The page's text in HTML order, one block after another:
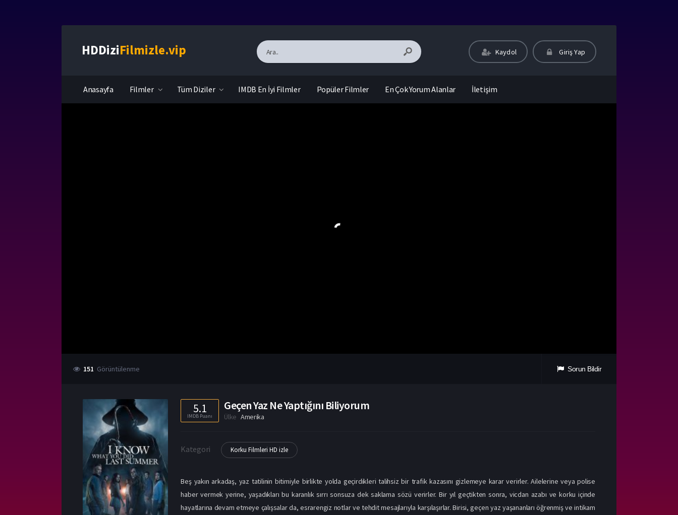
HDDiziFilmizle.vip Kaydol Giriş Yap
Anasayfa Filmler Tüm Diziler IMDB En İyi Filmler Popüler Filmler En Çok Yorum Alanlar İletişim
151 Görüntülenme Sorun Bildir
5.1
IMDB Puanı
Geçen Yaz Ne Yaptığını Biliyorum
Ülke Amerika
Kategori Korku Filmleri HD izle
Beş yakın arkadaş, yaz tatilinin bitimiyle birlikte yolda geçirdikleri talihsiz bir trafik kazasını gizlemeye karar verirler. Ailelerine veya polise
haber vermek yerine, yaşadıkları bu karanlık sırrı sonsuza dek saklama sözü verirler. Bir yıl geçtikten sonra, vicdan azabı ve korku içinde
hayatlarına devam etmeye çalışsalar da, esrarengiz notlar ve tehdit mesajlarıyla karşılaşırlar. Birisi, geçen yaz yaşananları öğrenmiş ve intikam